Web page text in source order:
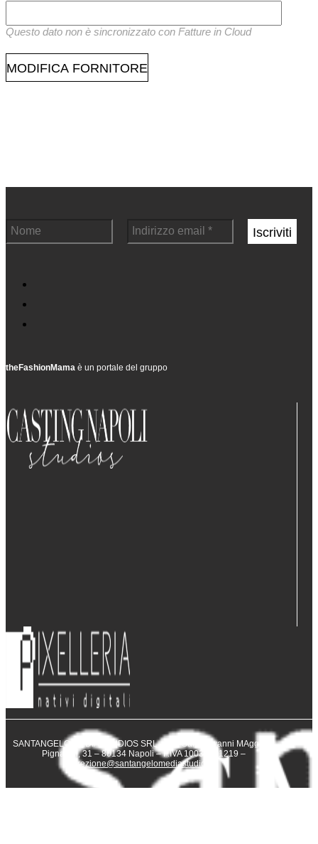
Questo dato non è sincronizzato con Fatture in Cloud
theFashionMama è un portale del gruppo
SANTANGELO MEDIA STUDIOS SRL – Via San Giovanni MAggiore
Pignatelli, 31 – 80134 Napoli – P.IVA 10031231219 –
direzione@santangelomediastudios.it